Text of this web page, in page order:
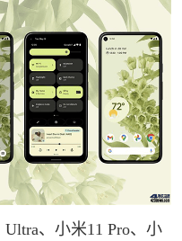
、小米11 Pro、小